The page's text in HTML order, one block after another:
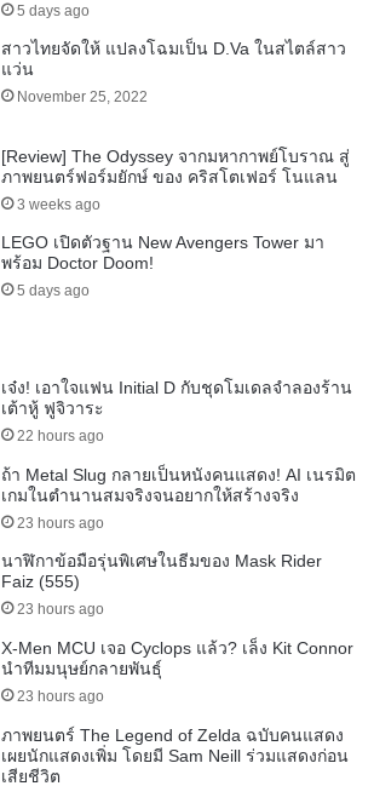
5 days ago
สาวไทยจัดให้ แปลงโฉมเป็น D.Va ในสไตล์สาว
แว่น
November 25, 2022
[Review] The Odyssey จากมหากาพย์โบราณ สู่
ภาพยนตร์ฟอร์มยักษ์ ของ คริสโตเฟอร์ โนแลน
3 weeks ago
LEGO เปิดตัวฐาน New Avengers Tower มา
พร้อม Doctor Doom!
5 days ago
เจ๋ง! เอาใจแฟน Initial D กับชุดโมเดลจำลองร้าน
เต้าหู้ ฟูจิวาระ
22 hours ago
ถ้า Metal Slug กลายเป็นหนังคนแสดง! AI เนรมิต
เกมในตำนานสมจริงจนอยากให้สร้างจริง
23 hours ago
นาฬิกาข้อมือรุ่นพิเศษในธีมของ Mask Rider
Faiz (555)
23 hours ago
X-Men MCU เจอ Cyclops แล้ว? เล็ง Kit Connor
นำทีมมนุษย์กลายพันธุ์
23 hours ago
ภาพยนตร์ The Legend of Zelda ฉบับคนแสดง
เผยนักแสดงเพิ่ม โดยมี Sam Neill ร่วมแสดงก่อน
เสียชีวิต